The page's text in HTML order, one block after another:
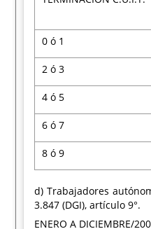
0 ó 1
2 ó 3
4 ó 5
6 ó 7
8 ó 9
d) Trabajadores
3.847 (DGI), artículo 9°.
ENERO A DICIEMBRE/